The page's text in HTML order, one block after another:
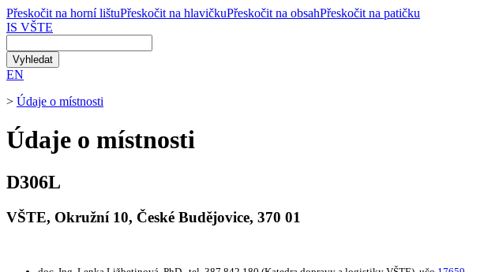
Přeskočit na horní lištuPřeskočit na hlavičkuPřeskočit na obsahPřeskočit na patičku
IS VŠTE
EN
> Údaje o místnosti
Údaje o místnosti
D306L
VŠTE, Okružní 10, České Budějovice, 370 01